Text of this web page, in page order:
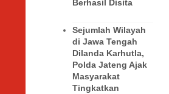
Berhasil Disita
Sejumlah Wilayah
di Jawa Tengah
Dilanda Karhutla,
Polda Jateng Ajak
Masyarakat
Tingkatkan